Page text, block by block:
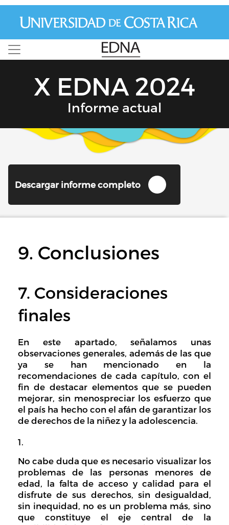
X EDNA 2024
Informe actual
Image
Descargar informe completo
9. Conclusiones
7. Consideraciones
finales
En este apartado, señalamos unas
observaciones generales, además de las que
ya se han mencionado en la
recomendaciones de cada capítulo, con el
fin de destacar elementos que se pueden
mejorar, sin menospreciar los esfuerzo que
el país ha hecho con el afán de garantizar los
de derechos de la niñez y la adolescencia.
No cabe duda que es necesario visualizar los
problemas de las personas menores de
edad, la falta de acceso y calidad para el
disfrute de sus derechos, sin desigualdad,
sin inequidad, no es un problema más, sino
que constituye el eje central de la